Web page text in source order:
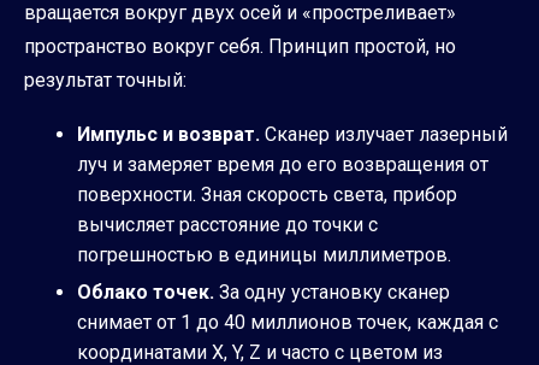
вращается вокруг двух осей и «простреливает»
пространство вокруг себя. Принцип простой, но
результат точный:
Импульс и возврат. Сканер излучает лазерный
луч и замеряет время до его возвращения от
поверхности. Зная скорость света, прибор
вычисляет расстояние до точки с
погрешностью в единицы миллиметров.
Облако точек. За одну установку сканер
снимает от 1 до 40 миллионов точек, каждая с
координатами X, Y, Z и часто с цветом из